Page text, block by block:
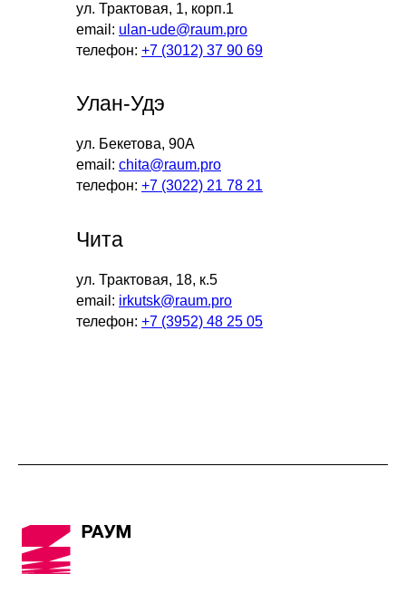
ул. Трактовая, 1, корп.1
email: ulan-ude@raum.pro
телефон: +7 (3012) 37 90 69
Улан-Удэ
ул. Бекетова, 90А
email: chita@raum.pro
телефон: +7 (3022) 21 78 21
ул. Трактовая, 18, к.5
email: irkutsk@raum.pro
телефон: +7 (3952) 48 25 05
Чита